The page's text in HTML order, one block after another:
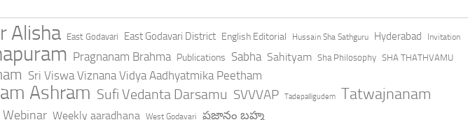
Alisha East Godavari East Godavari District English Editorial Hussain Sha Sathguru Hyderabad Invitation
Pragnanam Brahma Publications Sabha Sahityam Sha Philosophy SHA THATHVAMU
Sri Viswa Viznana Vidya Aadhyatmika Peetham
Ashram Sufi Vedanta Darsamu SVVVAP Tadepalligudem Tatwajnanam
Webinar Weekly aaradhana West Godavari ప్రజ్ఞానం బ్రహ్మ